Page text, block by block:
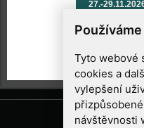
Tyto webové
cookies a
vylepšení
návštěvnosti
27.-
TECHNIKA A